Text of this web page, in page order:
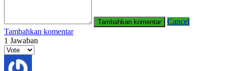
Cancel
Tambahkan komentar
1 Jawaban